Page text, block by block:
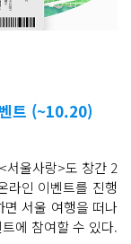
트 (~10.20)
서울사랑>도 창간 2
라인 이벤트를 진행
면 서울 여행을 떠나
에 참여할 수 있다.